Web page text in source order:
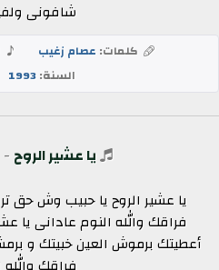
شافونى
كلمات: عصام زغيب
السنة:1993
يا عشير الروح -
يا عشير الروح يا حبيب وش حق
فراقك والله النوم عادانى يا
أعطيتك برموش العين خبيتك و